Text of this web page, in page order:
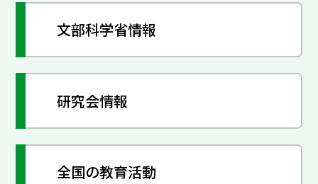
文部科学省情報
研究会情報
全国の教育活動